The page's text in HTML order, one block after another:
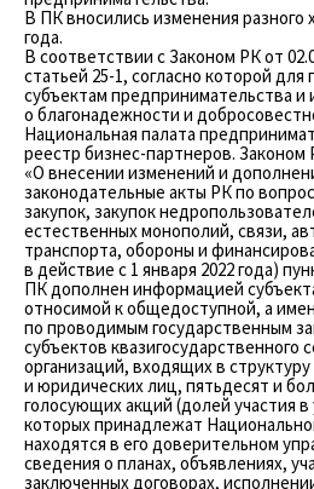
В ПК вносились изменения разного
года.
В соответствии с Законом РК от
статьей 25-1, согласно которой
субъектам предпринимательства
о благонадежности и
Национальная палата
реестр бизнес-партнеров. Законом
«О внесении изменений и
законодательные акты РК по
закупок, закупок
естественных монополий, связи,
транспорта, обороны и
в действие с 1 января 2022 года)
ПК дополнен информацией
относимой к общедоступной, а
по проводимым государственным
субъектов квазигосударственного
организаций, входящих в
и юридических лиц, пятьдесят и
голосующих акций (долей участия
которых принадлежат
находятся в его доверительном
сведения о планах, объявлениях,
заключенных договорах,